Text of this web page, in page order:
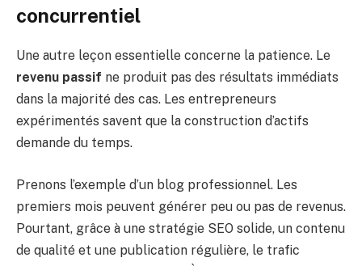
concurrentiel
Une autre leçon essentielle concerne la patience. Le
revenu passif ne produit pas des résultats immédiats
dans la majorité des cas. Les entrepreneurs
expérimentés savent que la construction d’actifs
demande du temps.
Prenons l’exemple d’un blog professionnel. Les
premiers mois peuvent générer peu ou pas de revenus.
Pourtant, grâce à une stratégie SEO solide, un contenu
de qualité et une publication régulière, le trafic